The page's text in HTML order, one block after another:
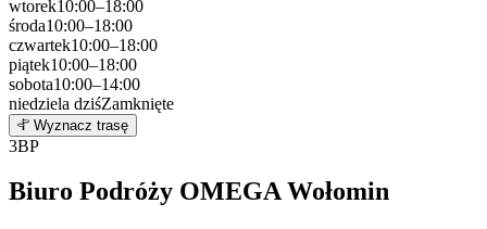
wtorek10:00–18:00
środa10:00–18:00
czwartek10:00–18:00
piątek10:00–18:00
sobota10:00–14:00
niedziela dziśZamknięte
+
Wyznacz trasę
3BP
Biuro Podróży OMEGA Wołomin